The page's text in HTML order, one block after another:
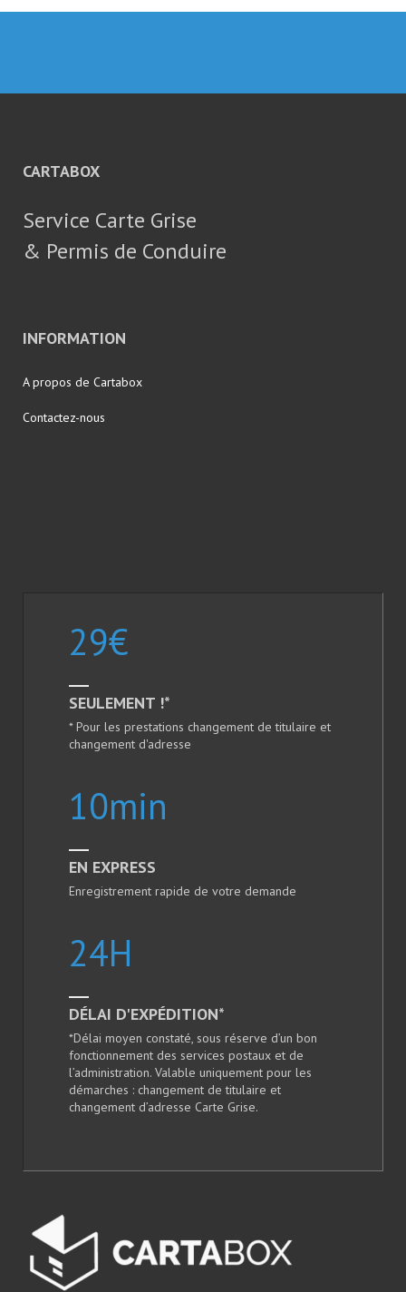
CARTABOX
Service Carte Grise
& Permis de Conduire
INFORMATION
A propos de Cartabox
Contactez-nous
29€
SEULEMENT !*
* Pour les prestations changement de titulaire et
changement d'adresse
10min
EN EXPRESS
Enregistrement rapide de votre demande
24H
DÉLAI D'EXPÉDITION*
*Délai moyen constaté, sous réserve d’un bon
fonctionnement des services postaux et de
l’administration. Valable uniquement pour les
démarches : changement de titulaire et
changement d’adresse Carte Grise.